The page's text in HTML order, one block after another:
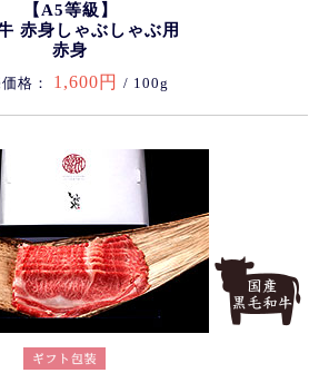
【A5等級】
赤身しゃぶしゃぶ用
赤身
格： 1,600円 / 100g